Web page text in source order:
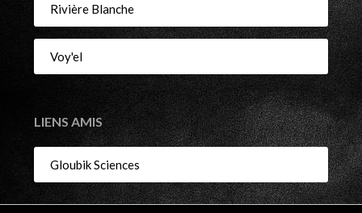
Rivière Blanche
Voy'el
LIENS AMIS
Gloubik Sciences